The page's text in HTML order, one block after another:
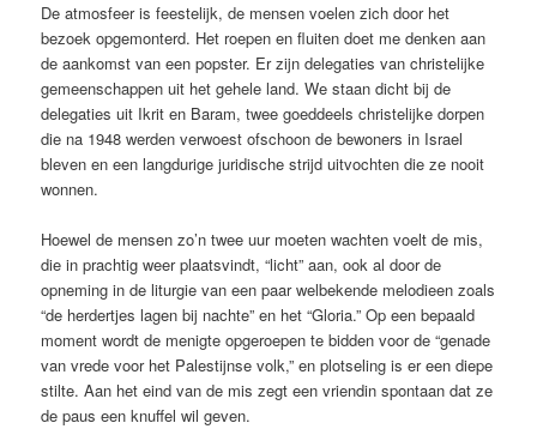
De atmosfeer is feestelijk, de mensen voelen zich door het
bezoek opgemonterd. Het roepen en fluiten doet me denken aan
de aankomst van een popster. Er zijn delegaties van christelijke
gemeenschappen uit het gehele land. We staan dicht bij de
delegaties uit Ikrit en Baram, twee goeddeels christelijke dorpen
die na 1948 werden verwoest ofschoon de bewoners in Israel
bleven en een langdurige juridische strijd uitvochten die ze nooit
wonnen.
Hoewel de mensen zo’n twee uur moeten wachten voelt de mis,
die in prachtig weer plaatsvindt, “licht” aan, ook al door de
opneming in de liturgie van een paar welbekende melodieen zoals
“de herdertjes lagen bij nachte” en het “Gloria.” Op een bepaald
moment wordt de menigte opgeroepen te bidden voor de “genade
van vrede voor het Palestijnse volk,” en plotseling is er een diepe
stilte. Aan het eind van de mis zegt een vriendin spontaan dat ze
de paus een knuffel wil geven.